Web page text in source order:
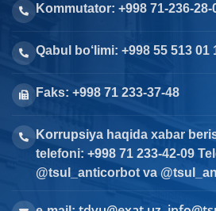
Kommutator: +998 71-236-28-
Qabul bo‘limi: +998 55 513 01
Faks: +998 71 233-37-48
Korrupsiya haqida xabar
telefoni: +998 71 233-42-09
@tsul_anticorbot va